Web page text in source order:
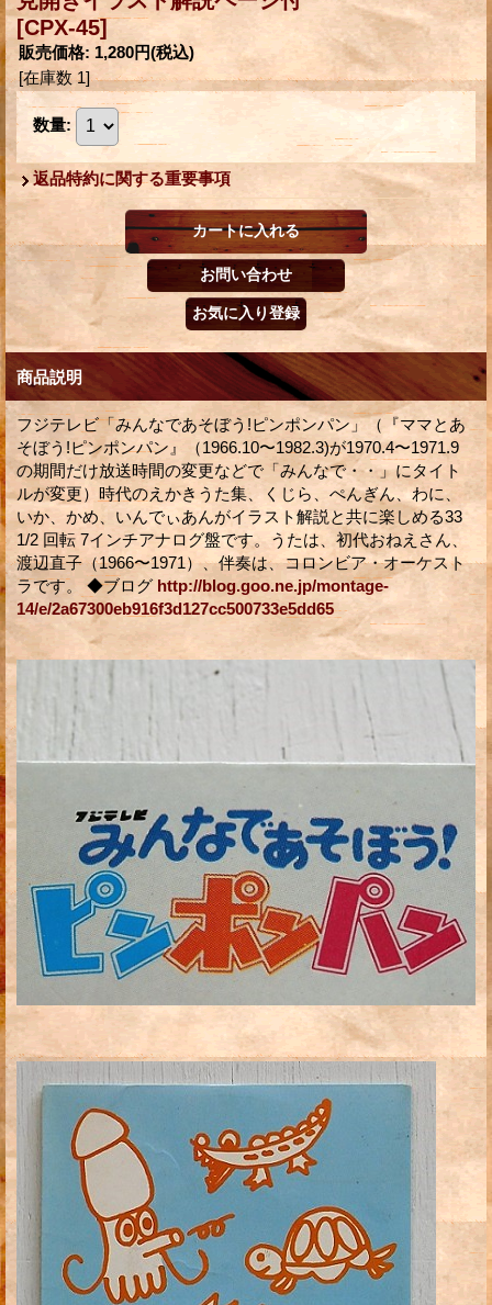
[CPX-45]
販売価格: 1,280円(税込)
[在庫数 1]
数量:
返品特約に関する重要事項
商品説明
フジテレビ「みんなであそぼう!ピンポンパン」（『ママとあ
そぼう!ピンポンパン』（1966.10〜1982.3)が1970.4〜1971.9
の期間だけ放送時間の変更などで「みんなで・・」にタイト
ルが変更）時代のえかきうた集、くじら、ぺんぎん、わに、
いか、かめ、いんでぃあんがイラスト解説と共に楽しめる33
1/2 回転 7インチアナログ盤です。うたは、初代おねえさん、
渡辺直子（1966〜1971）、伴奏は、コロンビア・オーケスト
ラです。 ◆ブログ http://blog.goo.ne.jp/montage-
14/e/2a67300eb916f3d127cc500733e5dd65